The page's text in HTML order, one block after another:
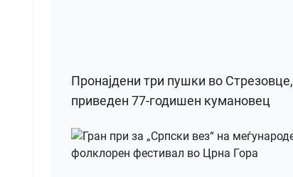
Пронајдени три пушки во Стрезовце,
приведен 77-годишен кумановец